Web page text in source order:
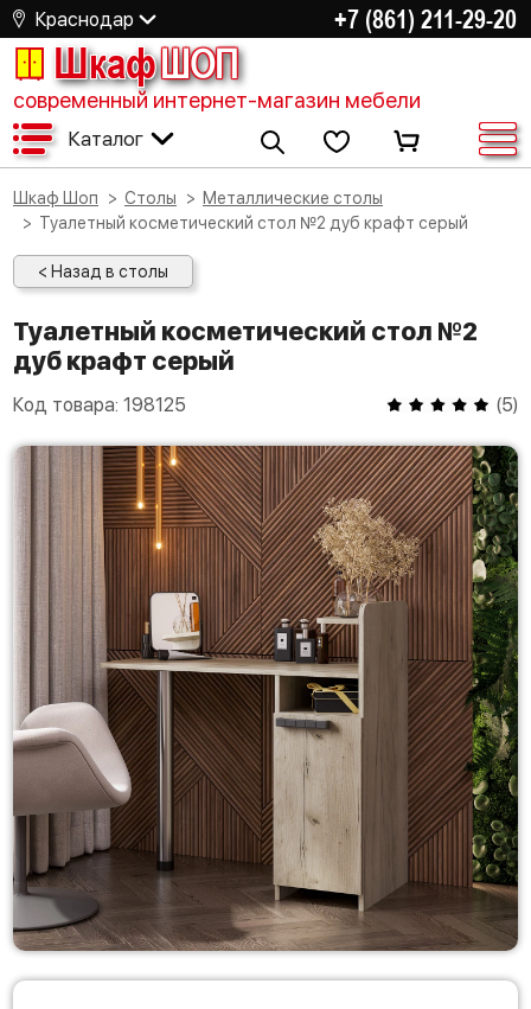
Краснодар +7 (861) 211-29-20
ШкафШОП
современный интернет-магазин мебели
Каталог
Шкаф Шоп Столы
Металлические столы
Туалетный косметический стол №2 дуб крафт серый
< Назад в столы
Туалетный косметический стол №2
дуб крафт серый
Код товара: 198125 (5)